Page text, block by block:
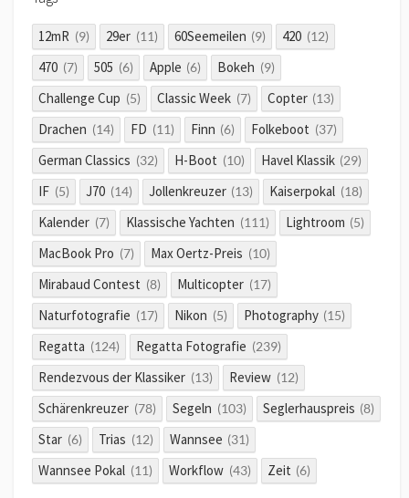
12mR (9) 29er (11) 60Seemeilen (9) 420 (12)
470 (7) 505 (6) Apple (6) Bokeh (9)
Challenge Cup (5) Classic Week (7) Copter (13)
Drachen (14) FD (11) Finn (6) Folkeboot (37)
German Classics (32) H-Boot (10) Havel Klassik (29)
IF (5) J70 (14) Jollenkreuzer (13) Kaiserpokal (18)
Kalender (7) Klassische Yachten (111) Lightroom (5)
MacBook Pro (7) Max Oertz-Preis (10)
Mirabaud Contest (8) Multicopter (17)
Naturfotografie (17) Nikon (5) Photography (15)
Regatta (124) Regatta Fotografie (239)
Rendezvous der Klassiker (13) Review (12)
Schärenkreuzer (78) Segeln (103) Seglerhauspreis (8)
Star (6) Trias (12) Wannsee (31)
Wannsee Pokal (11) Workflow (43) Zeit (6)